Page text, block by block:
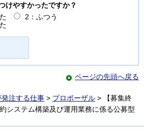
けやすかったですか？
2：ふつう
ページの先頭へ戻る
発注する仕事 > プロポーザル > 【募集終
システム構築及び運用業務に係る公募型